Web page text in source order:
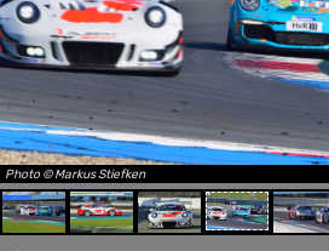
Photo © Markus Stiefken